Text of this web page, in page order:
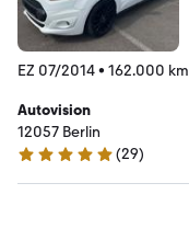
EZ 07/2014• 162.000 km
Autovision
12057 Berlin
5 Sterne
(29)